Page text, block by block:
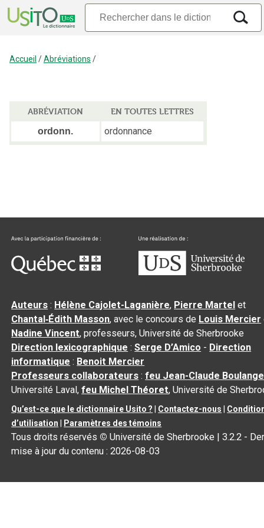
Accueil /Abréviations /
ABRÉVIATION
EN TOUTES LETTRES
ordonn.
ordonnance
Auteurs : Hélène Cajolet-Laganière, Pierre Martel et
Chantal‑Édith Masson, avec le concours de Louis Mercier
Nadine Vincent, professeurs, Université de Sherbrooke
Direction lexicographique :Serge D’Amico - Direction
informatique : Benoit Mercier
Professeurs collaborateurs :feu Jean-Claude
Université Laval,feu Michel Théoret, Université de
Qu’est-ce que le dictionnaire Usito ? Contactez-nous
d’utilisation
Paramètres des témoins
Tous droits réservés © Université de Sherbrooke |3.2.2 -
mise à jour du contenu :2026-08-03